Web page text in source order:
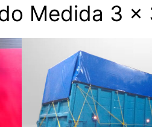
Medida 3